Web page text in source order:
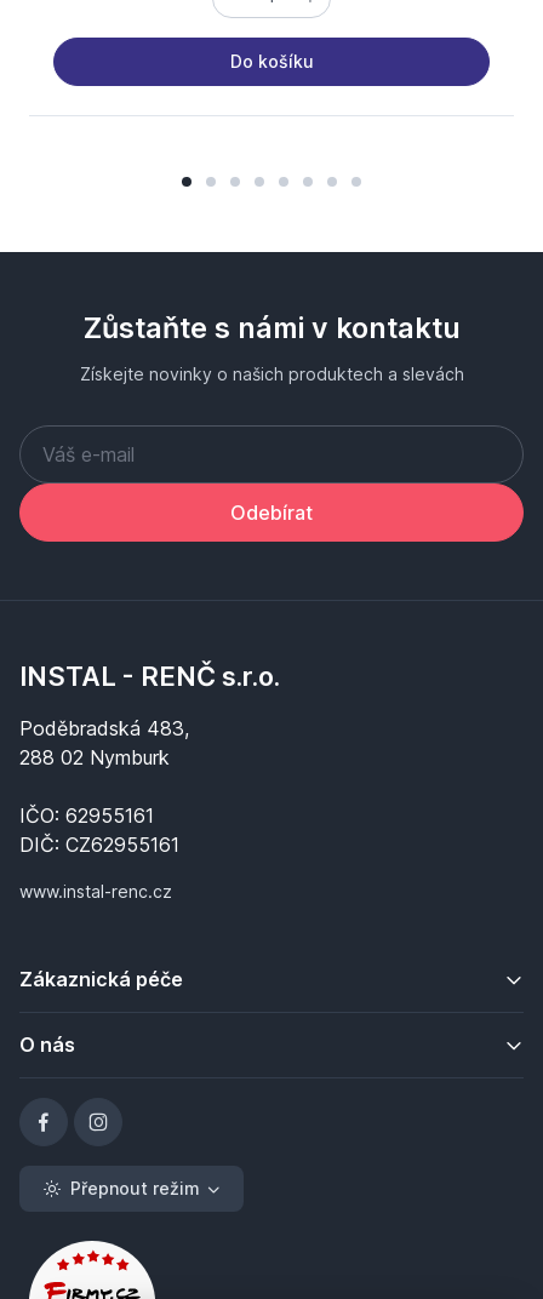
Do košíku
Zůstaňte s námi v kontaktu
Získejte novinky o našich produktech a slevách
Odebírat
INSTAL - RENČ s.r.o.
Poděbradská 483,
288 02 Nymburk
IČO: 62955161
DIČ: CZ62955161
www.instal-renc.cz
Zákaznická péče
O nás
Přepnout režim